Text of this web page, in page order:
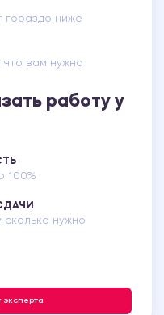
гораздо ниже
вам нужно
работу у
100%
нужно
эксперта